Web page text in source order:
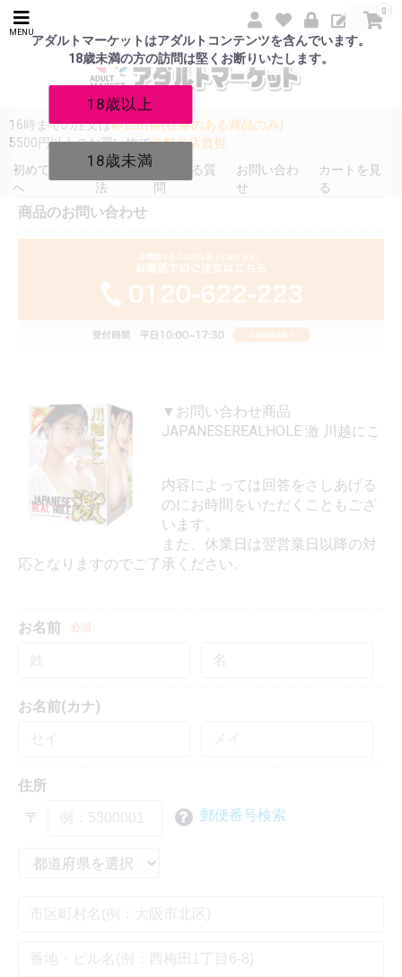
アダルトマーケットはアダルトコンテンツを含んでいます。
18歳未満の方の訪問は堅くお断りいたします。
18歳以上
18歳未満
MENU
0
16時までの注文は即日出荷(在庫のある商品のみ)
5500円以上のお買い物で送料当店負担
初めての方
へ
発送方
法
よくある質
問
お問い合わ
せ
カートを見
る
商品のお問い合わせ
▼お問い合わせ商品
JAPANESEREALHOLE 激 川越にこ
内容によっては回答をさしあげる
のにお時間をいただくこともござ
います。
また、休業日は翌営業日以降の対
応となりますのでご了承ください。
お名前 必須
お名前(カナ)
住所
〒
郵便番号検索